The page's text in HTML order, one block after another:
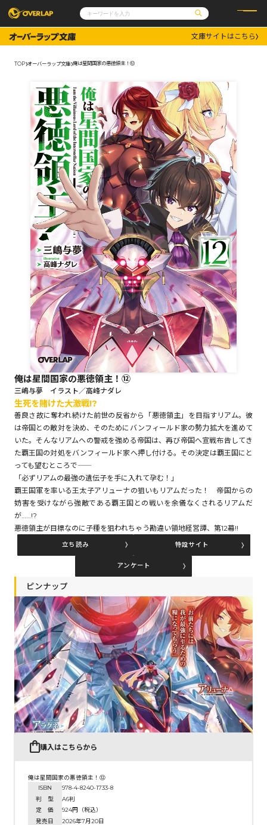
コミックガルド
コミッククリエ
その他
コミックエッセイ
ポケットモンスター
アニメ
ゲーム
通販・NEWS
OVERLAP STORE
オーバーラップ広報室
企業
会社概要
採用情報
アクセス
オーバーラップホールディングス
お問い合わせはこちら
オーバーラップ文庫
オーバーラップノベルス
オーバーラップノベルスf
ロサージュノベルス
コミックガルド
閉じる
文庫サイトはこちら
TOP オーバーラップ文庫 俺は星間国家の悪徳領主！⑫
俺は星間国家の悪徳領主！⑫
三嶋与夢 イラスト／高峰ナダレ
生死を賭けた大激戦!?
善良さ故に奪われ続けた前世の反省から「悪徳領主」を目指すリアム。彼
は帝国との敵対を決め、そのためにバンフィールド家の勢力拡大を進めて
いた。そんなリアムへの警戒を強める帝国は、再び帝国へ宣戦布告してき
た覇王国の対処をバンフィールド家へ押し付ける。その決定は覇王国にと
っても望むところで――
「必ずリアムの最強の遺伝子を手に入れて孕む！」
覇王国軍を率いる王太子アリューナの狙いもリアムだった！ 帝国からの
妨害を受けながら強敵である覇王国との戦いを余儀なくされるリアムだ
が……!?
悪徳領主が目標なのに子種を狙われちゃう勘違い領地経営譚、第12幕!!
立ち読み 特設サイト
アンケート
ピンナップ
購入はこちらから
俺は星間国家の悪徳領主！⑫
ISBN
978-4-8240-1733-8
判 型
A6判
定 価
924円（税込）
発売日
2026年7月20日